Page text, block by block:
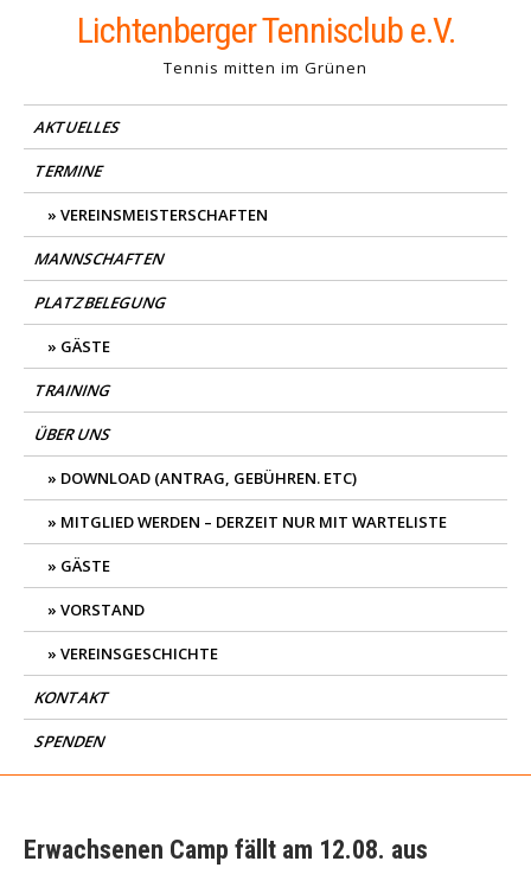
Lichtenberger Tennisclub e.V.
Tennis mitten im Grünen
AKTUELLES
TERMINE
VEREINSMEISTERSCHAFTEN
MANNSCHAFTEN
PLATZBELEGUNG
GÄSTE
TRAINING
ÜBER UNS
DOWNLOAD (ANTRAG, GEBÜHREN. ETC)
MITGLIED WERDEN – DERZEIT NUR MIT WARTELISTE
GÄSTE
VORSTAND
VEREINSGESCHICHTE
KONTAKT
SPENDEN
Erwachsenen Camp fällt am 12.08. aus